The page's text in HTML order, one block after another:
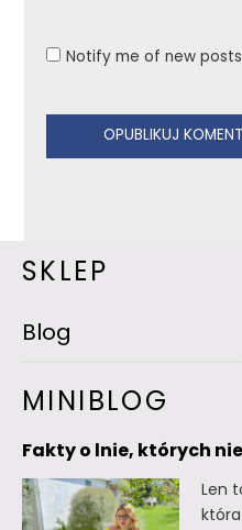
Notify me of new
SKLEP
Blog
MINIBLOG
Fakty o lnie, których
Len